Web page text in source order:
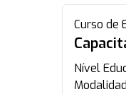
Curso de
Nível